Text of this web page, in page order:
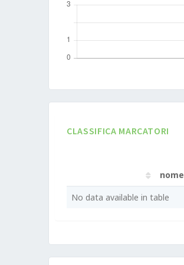
CLASSIFICA MARCATORI
nome
nome
No data available in table